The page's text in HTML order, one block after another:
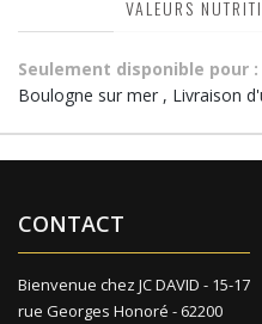
VALEURS
Seulement disponible pour :
Boulogne sur mer , Livraison
CONTACT
Bienvenue chez JC DAVID - 15-17
rue Georges Honoré - 62200